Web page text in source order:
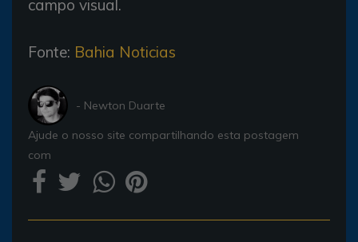
campo visual.
Fonte: Bahia Noticias
- Newton Duarte
Ajude o nosso site compartilhando esta postagem
com